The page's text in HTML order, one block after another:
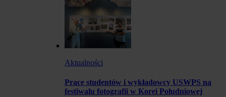
Aktualności
Prace studentów i wykładowcy USWPS na
festiwalu fotografii w Korei Południowej